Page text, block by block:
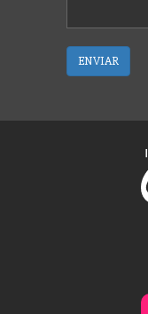
ENVIAR